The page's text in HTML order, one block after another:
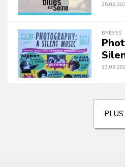
BRÈVES
PLUS